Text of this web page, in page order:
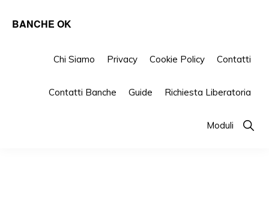
BANCHE OK
Chi Siamo Privacy Cookie Policy Contatti
Contatti Banche Guide Richiesta Liberatoria
Moduli Show